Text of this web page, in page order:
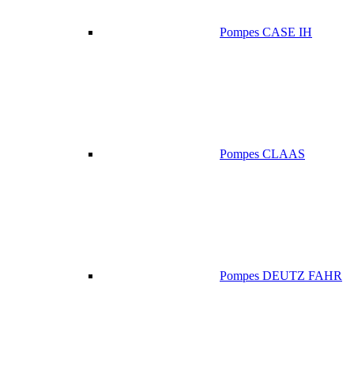
Pompes CASE IH
Pompes CLAAS
Pompes DEUTZ FAHR